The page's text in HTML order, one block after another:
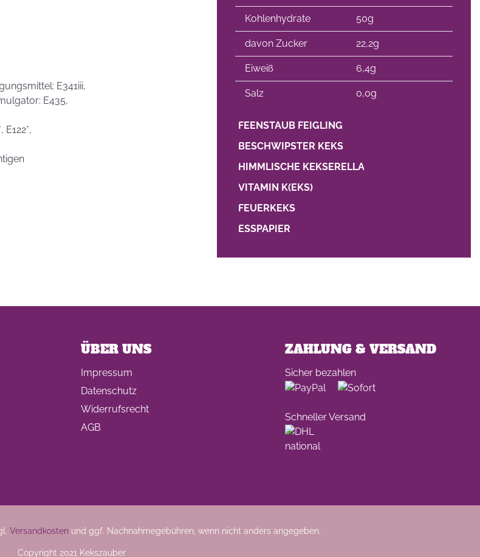
E341iii,
E435,
E122*,
Kohlenhydrate 50g
davon Zucker 22,2g
Eiweiß 6,4g
Salz 0,0g
FEENSTAUB FEIGLING
BESCHWIPSTER KEKS
HIMMLISCHE KEKSERELLA
VITAMIN K(EKS)
FEUERKEKS
ESSPAPIER
ÜBER UNS
Impressum
Datenschutz
Widerrufsrecht
AGB
ZAHLUNG & VERSAND
Sicher bezahlen
Schneller Versand
Versandkosten und ggf. Nachnahmegebühren, wenn nicht anders angegeben.
Copyright 2021 Kekszauber